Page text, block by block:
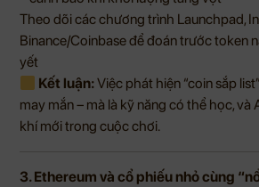
Theo dõi các chương trình Launchpad,
Binance/Coinbase để đoán trước token
yết
Kết luận:Việc phát hiện “coin sắp
may mắn – mà là kỹ năng có thể học, và
khí mới trong cuộc chơi.
3. Ethereum và cổ phiếu nhỏ cùng